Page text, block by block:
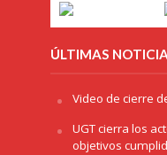
ÚLTIMAS
Video de cierre
UGT cierra los
objetivos